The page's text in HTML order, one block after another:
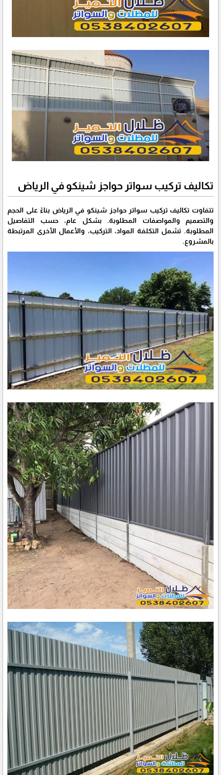
تكاليف تركيب سواتر حواجز شينكو في الرياض
تتفاوت تكاليف تركيب سواتر حواجز شينكو في الرياض بناءً على الحجم
والتصميم والمواصفات المطلوبة. بشكل عام، حسب التفاصيل
المطلوبة. تشمل التكلفة المواد، التركيب، والأعمال الأخرى المرتبطة
بالمشروع.